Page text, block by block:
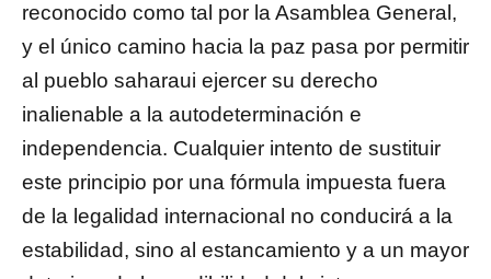
reconocido como tal por la Asamblea General,
y el único camino hacia la paz pasa por permitir
al pueblo saharaui ejercer su derecho
inalienable a la autodeterminación e
independencia. Cualquier intento de sustituir
este principio por una fórmula impuesta fuera
de la legalidad internacional no conducirá a la
estabilidad, sino al estancamiento y a un mayor